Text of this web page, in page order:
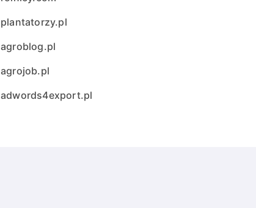
plantatorzy.pl
agroblog.pl
agrojob.pl
adwords4export.pl